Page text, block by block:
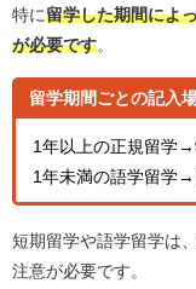
特に留学した期間によ
が必要です
留学期間ごとの記入
1年以上の正規留学→
1年未満の語学留学→
短期留学や語学留学は
注意が必要です。